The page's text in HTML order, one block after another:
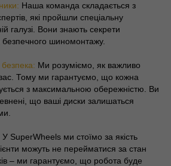
Наша команда складається з
які пройшли спеціальну
галузі. Вони знають секрети
безпечного шиномонтажу.
Ми розуміємо, як важливо
Тому ми гарантуємо, що кожна
з максимальною обережністю. Ви
що ваші диски залишаться
У SuperWheels ми стоїмо за якість
можуть не перейматися за стан
– ми гарантуємо, що робота буде